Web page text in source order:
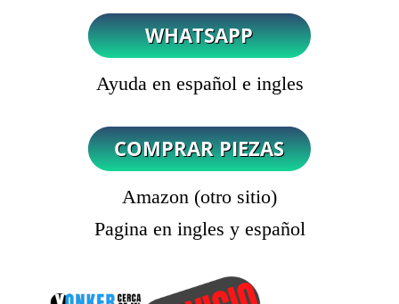
Ayuda en español e ingles
Amazon (otro sitio)
Pagina en ingles y español